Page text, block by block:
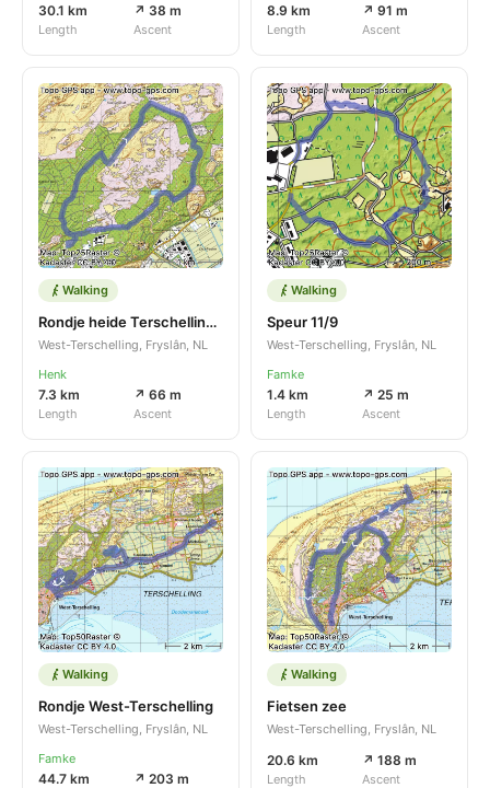
30.1 km
Length
↗ 38 m
Ascent
8.9 km
Length
↗ 91 m
Ascent
Walking
Rondje heide Terschelling west
West-Terschelling, Fryslân, NL
Henk
7.3 km
Length
↗ 66 m
Ascent
Walking
Speur 11/9
West-Terschelling, Fryslân, NL
Famke
1.4 km
Length
↗ 25 m
Ascent
Walking
Rondje West-Terschelling
West-Terschelling, Fryslân, NL
Famke
44.7 km ↗ 203 m
Walking
Fietsen zee
West-Terschelling, Fryslân, NL
20.6 km
Length
↗ 188 m
Ascent